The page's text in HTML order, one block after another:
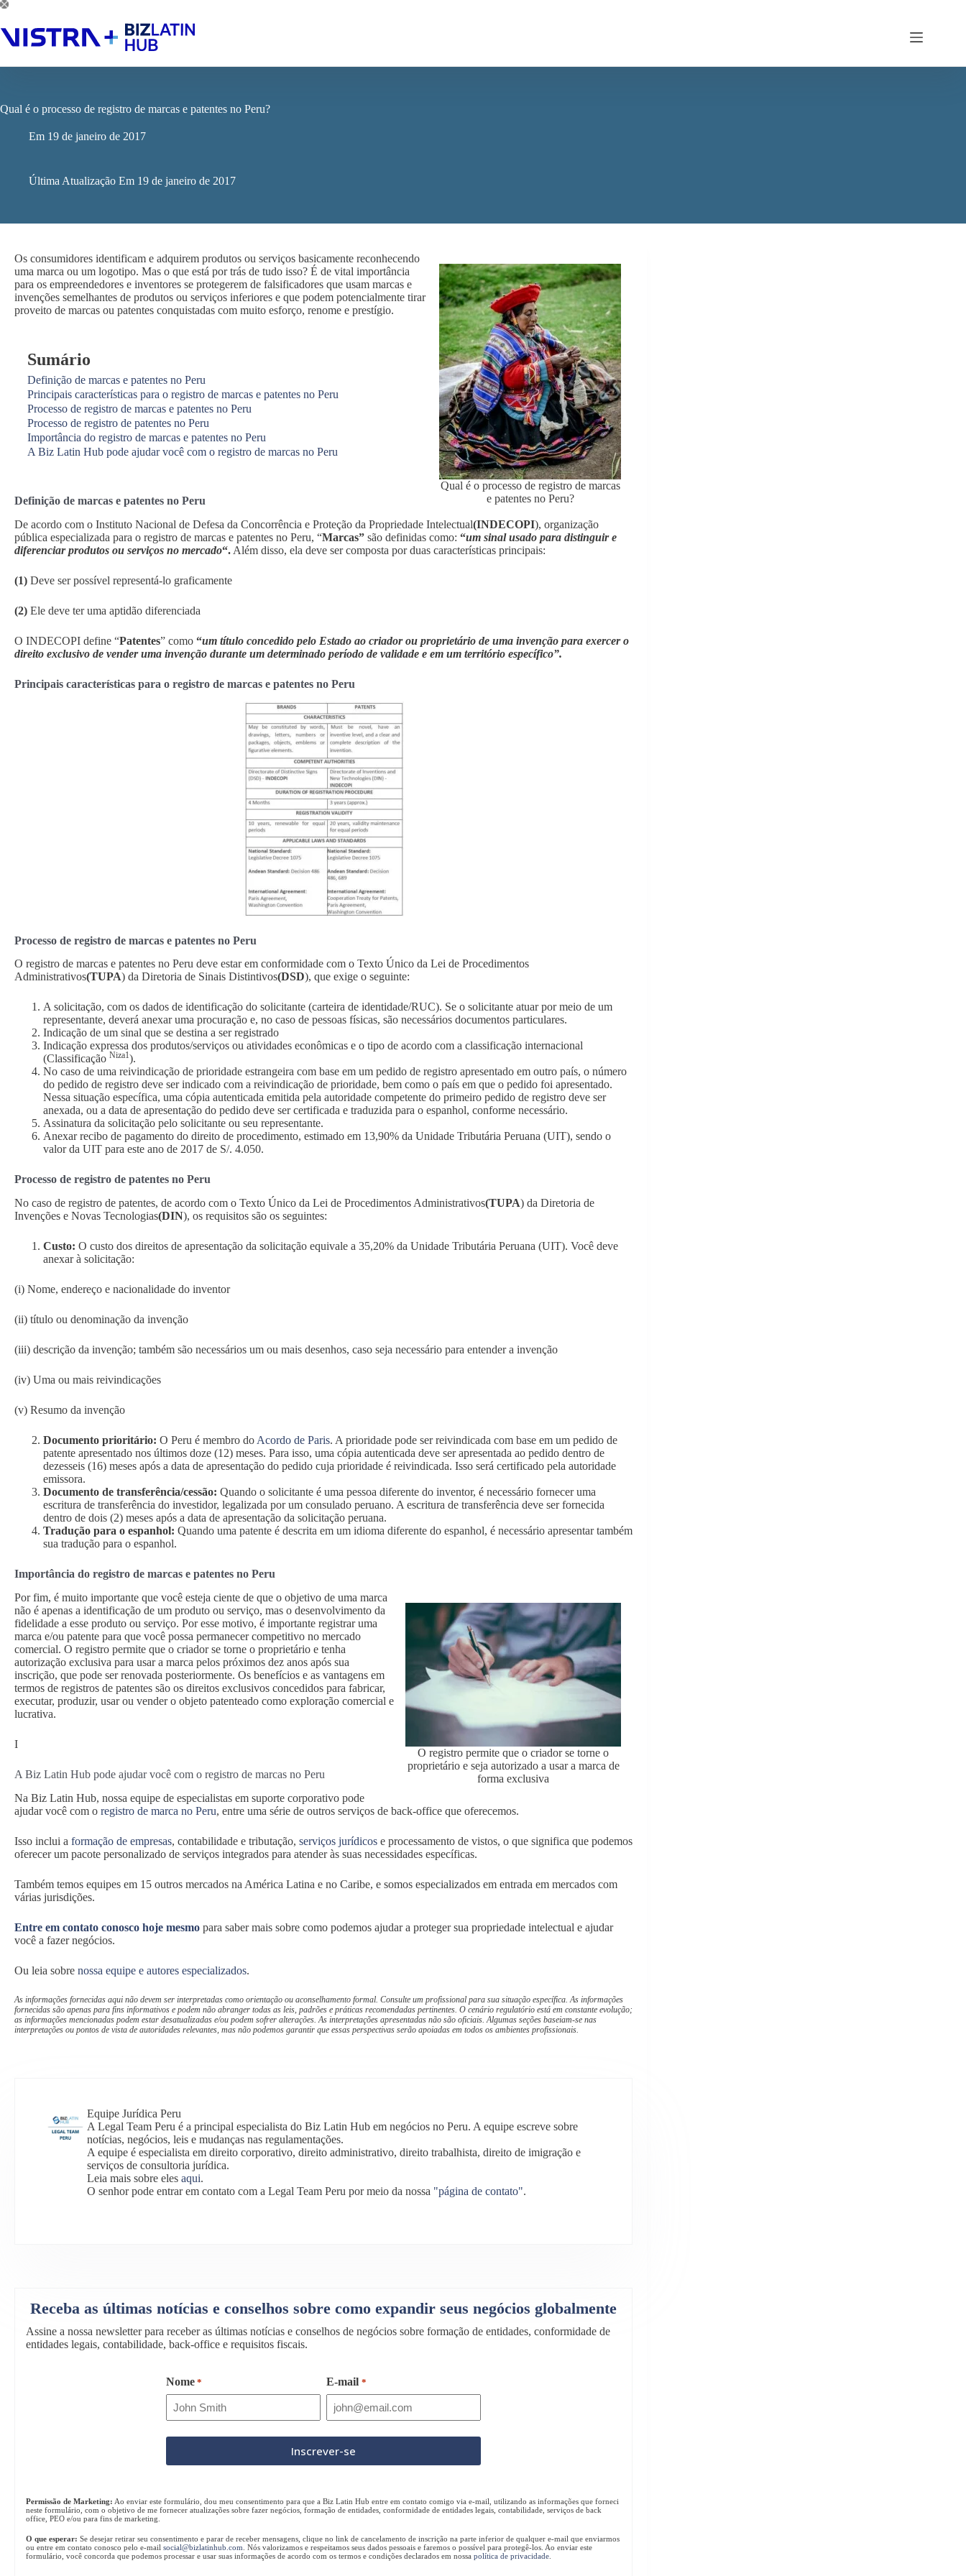
Pular
o
conteúdo
Qual é o processo de registro de marcas e patentes no Peru?
Em 19 de janeiro de 2017
Última Atualização Em 19 de janeiro de 2017
Qual é o processo de registro de marcas
e patentes no Peru?
Os consumidores identificam e adquirem produtos ou serviços basicamente reconhecendo
uma marca ou um logotipo. Mas o que está por trás de tudo isso? É de vital importância
para os empreendedores e inventores se protegerem de falsificadores que usam marcas e
invenções semelhantes de produtos ou serviços inferiores e que podem potencialmente tirar
proveito de marcas ou patentes conquistadas com muito esforço, renome e prestígio.
Sumário
Definição de marcas e patentes no Peru
Principais características para o registro de marcas e patentes no Peru
Processo de registro de marcas e patentes no Peru
Processo de registro de patentes no Peru
Importância do registro de marcas e patentes no Peru
A Biz Latin Hub pode ajudar você com o registro de marcas no Peru
Definição de marcas e patentes no Peru
De acordo com o Instituto Nacional de Defesa da Concorrência e Proteção da Propriedade Intelectual(INDECOPI), organização
pública especializada para o registro de marcas e patentes no Peru, “Marcas” são definidas como: “um sinal usado para distinguir e
diferenciar produtos ou serviços no mercado“. Além disso, ela deve ser composta por duas características principais:
(1) Deve ser possível representá-lo graficamente
(2) Ele deve ter uma aptidão diferenciada
O INDECOPI define “Patentes” como “um título concedido pelo Estado ao criador ou proprietário de uma invenção para exercer o
direito exclusivo de vender uma invenção durante um determinado período de validade e em um território específico”.
Principais características para o registro de marcas e patentes no Peru
Processo de registro de marcas e patentes no Peru
O registro de marcas e patentes no Peru deve estar em conformidade com o Texto Único da Lei de Procedimentos
Administrativos(TUPA) da Diretoria de Sinais Distintivos(DSD), que exige o seguinte:
A solicitação, com os dados de identificação do solicitante (carteira de identidade/RUC). Se o solicitante atuar por meio de um
representante, deverá anexar uma procuração e, no caso de pessoas físicas, são necessários documentos particulares.
Indicação de um sinal que se destina a ser registrado
Indicação expressa dos produtos/serviços ou atividades econômicas e o tipo de acordo com a classificação internacional
(Classificação Niza1).
No caso de uma reivindicação de prioridade estrangeira com base em um pedido de registro apresentado em outro país, o número
do pedido de registro deve ser indicado com a reivindicação de prioridade, bem como o país em que o pedido foi apresentado.
Nessa situação específica, uma cópia autenticada emitida pela autoridade competente do primeiro pedido de registro deve ser
anexada, ou a data de apresentação do pedido deve ser certificada e traduzida para o espanhol, conforme necessário.
Assinatura da solicitação pelo solicitante ou seu representante.
Anexar recibo de pagamento do direito de procedimento, estimado em 13,90% da Unidade Tributária Peruana (UIT), sendo o
valor da UIT para este ano de 2017 de S/. 4.050.
Processo de registro de patentes no Peru
No caso de registro de patentes, de acordo com o Texto Único da Lei de Procedimentos Administrativos(TUPA) da Diretoria de
Invenções e Novas Tecnologias(DIN), os requisitos são os seguintes:
Custo: O custo dos direitos de apresentação da solicitação equivale a 35,20% da Unidade Tributária Peruana (UIT). Você deve
anexar à solicitação:
(i) Nome, endereço e nacionalidade do inventor
(ii) título ou denominação da invenção
(iii) descrição da invenção; também são necessários um ou mais desenhos, caso seja necessário para entender a invenção
(iv) Uma ou mais reivindicações
(v) Resumo da invenção
Documento prioritário: O Peru é membro do Acordo de Paris. A prioridade pode ser reivindicada com base em um pedido de
patente apresentado nos últimos doze (12) meses. Para isso, uma cópia autenticada deve ser apresentada ao pedido dentro de
dezesseis (16) meses após a data de apresentação do pedido cuja prioridade é reivindicada. Isso será certificado pela autoridade
emissora.
Documento de transferência/cessão: Quando o solicitante é uma pessoa diferente do inventor, é necessário fornecer uma
escritura de transferência do investidor, legalizada por um consulado peruano. A escritura de transferência deve ser fornecida
dentro de dois (2) meses após a data de apresentação da solicitação peruana.
Tradução para o espanhol: Quando uma patente é descrita em um idioma diferente do espanhol, é necessário apresentar também
sua tradução para o espanhol.
Importância do registro de marcas e patentes no Peru
O registro permite que o criador se torne o
proprietário e seja autorizado a usar a marca de
forma exclusiva
Por fim, é muito importante que você esteja ciente de que o objetivo de uma marca
não é apenas a identificação de um produto ou serviço, mas o desenvolvimento da
fidelidade a esse produto ou serviço. Por esse motivo, é importante registrar uma
marca e/ou patente para que você possa permanecer competitivo no mercado
comercial. O registro permite que o criador se torne o proprietário e tenha
autorização exclusiva para usar a marca pelos próximos dez anos após sua
inscrição, que pode ser renovada posteriormente. Os benefícios e as vantagens em
termos de registros de patentes são os direitos exclusivos concedidos para fabricar,
executar, produzir, usar ou vender o objeto patenteado como exploração comercial e
lucrativa.
I
A Biz Latin Hub pode ajudar você com o registro de marcas no Peru
Na Biz Latin Hub, nossa equipe de especialistas em suporte corporativo pode
ajudar você com o registro de marca no Peru, entre uma série de outros serviços de back-office que oferecemos.
Isso inclui a formação de empresas, contabilidade e tributação, serviços jurídicos e processamento de vistos, o que significa que podemos
oferecer um pacote personalizado de serviços integrados para atender às suas necessidades específicas.
Também temos equipes em 15 outros mercados na América Latina e no Caribe, e somos especializados em entrada em mercados com
várias jurisdições.
Entre em contato conosco hoje mesmo para saber mais sobre como podemos ajudar a proteger sua propriedade intelectual e ajudar
você a fazer negócios.
Ou leia sobre nossa equipe e autores especializados.
As informações fornecidas aqui não devem ser interpretadas como orientação ou aconselhamento formal. Consulte um profissional para sua situação específica. As informações
fornecidas são apenas para fins informativos e podem não abranger todas as leis, padrões e práticas recomendadas pertinentes. O cenário regulatório está em constante evolução;
as informações mencionadas podem estar desatualizadas e/ou podem sofrer alterações. As interpretações apresentadas não são oficiais. Algumas seções baseiam-se nas
interpretações ou pontos de vista de autoridades relevantes, mas não podemos garantir que essas perspectivas serão apoiadas em todos os ambientes profissionais.
Equipe Jurídica Peru
A Legal Team Peru é a principal especialista do Biz Latin Hub em negócios no Peru. A equipe escreve sobre
notícias, negócios, leis e mudanças nas regulamentações.
A equipe é especialista em direito corporativo, direito administrativo, direito trabalhista, direito de imigração e
serviços de consultoria jurídica.
Leia mais sobre eles aqui.
O senhor pode entrar em contato com a Legal Team Peru por meio da nossa "página de contato".
Receba as últimas notícias e conselhos sobre como expandir seus negócios globalmente
Assine a nossa newsletter para receber as últimas notícias e conselhos de negócios sobre formação de entidades, conformidade de
entidades legais, contabilidade, back-office e requisitos fiscais.
Nome * E-mail *
Permissão de Marketing: Ao enviar este formulário, dou meu consentimento para que a Biz Latin Hub entre em contato comigo via e-mail, utilizando as informações que forneci
neste formulário, com o objetivo de me fornecer atualizações sobre fazer negócios, formação de entidades, conformidade de entidades legais, contabilidade, serviços de back
office, PEO e/ou para fins de marketing.
O que esperar: Se desejar retirar seu consentimento e parar de receber mensagens, clique no link de cancelamento de inscrição na parte inferior de qualquer e-mail que enviarmos
ou entre em contato conosco pelo e-mail social@bizlatinhub.com . Nós valorizamos e respeitamos seus dados pessoais e faremos o possível para protegê-los. Ao enviar este
formulário, você concorda que podemos processar e usar suas informações de acordo com os termos e condições declarados em nossa política de privacidade